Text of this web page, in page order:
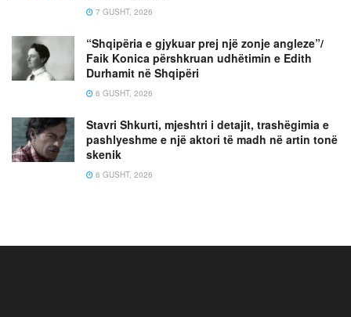
7 GUSHT, 2026
“Shqipëria e gjykuar prej një zonje angleze”/
Faik Konica përshkruan udhëtimin e Edith
Durhamit në Shqipëri
6 GUSHT, 2026
Stavri Shkurti, mjeshtri i detajit, trashëgimia e
pashlyeshme e një aktori të madh në artin tonë
skenik
6 GUSHT, 2026